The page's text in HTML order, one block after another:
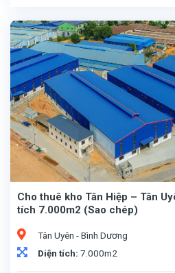
Cho thuê kho Tân Hiệp – Tân
tích 7.000m2 (Sao chép)
Tân Uyên - Bình Dương
Diện tích: 7.000m2